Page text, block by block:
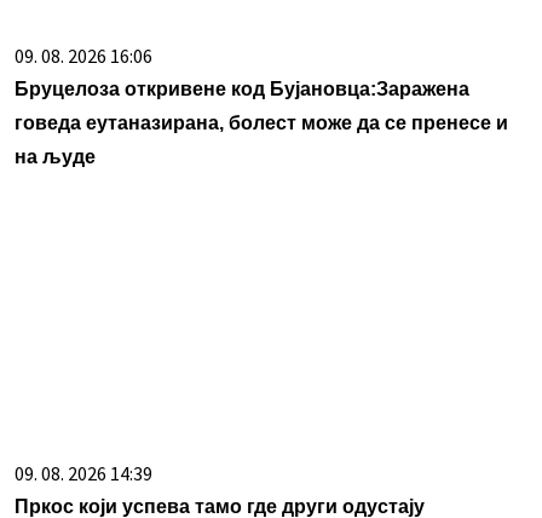
09. 08. 2026 16:06
Бруцелоза откривене код Бујановца:Заражена
говеда еутаназирана, болест може да се пренесе и
на људе
09. 08. 2026 14:39
Пркос који успева тамо где други одустају